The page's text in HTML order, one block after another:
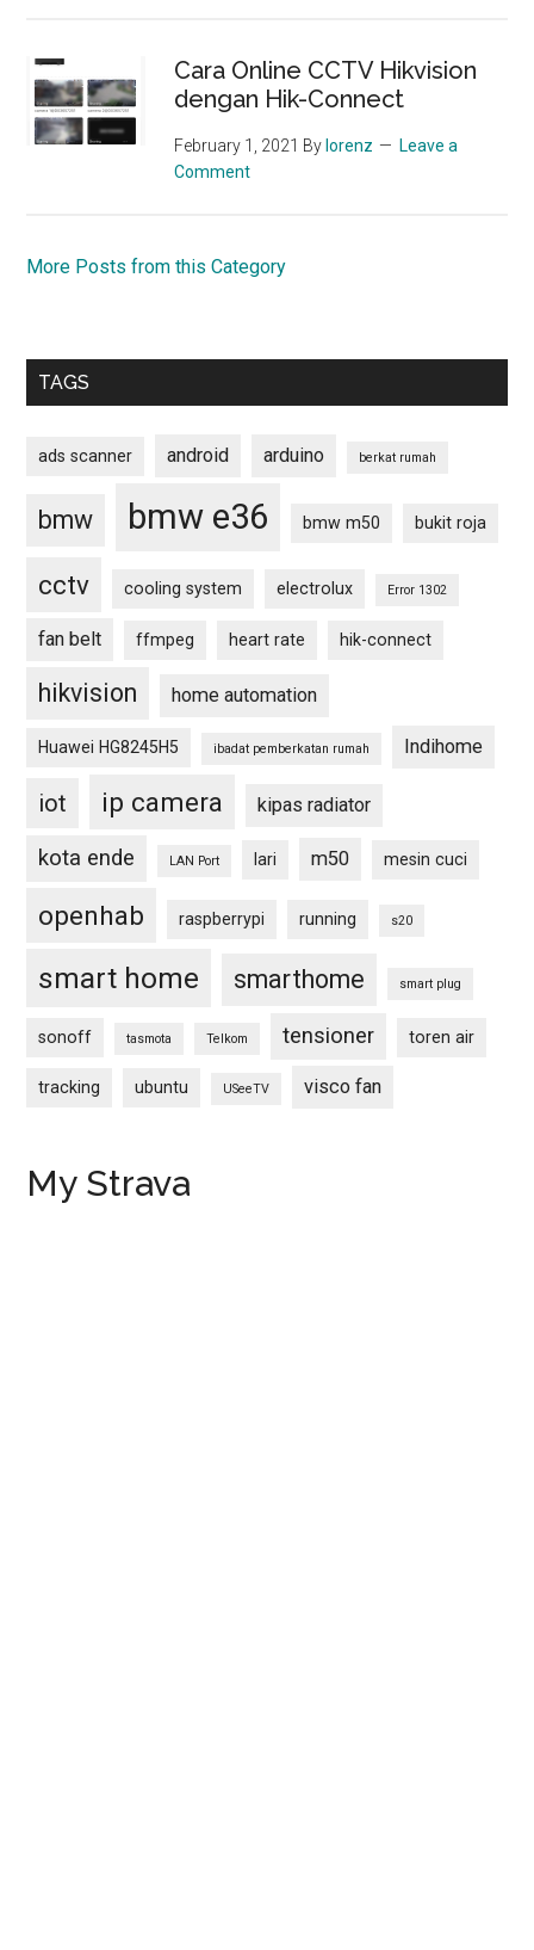
Cara Online CCTV Hikvision
dengan Hik-Connect
February 1, 2021 By lorenz
Leave a
Comment
More Posts from this Category
TAGS
ads scanner android arduino berkat rumah
bmw bmw e36 bmw m50 bukit roja
cctv cooling system electrolux Error 1302
fan belt ffmpeg heart rate hik-connect
hikvision home automation
Huawei HG8245H5 ibadat pemberkatan rumah Indihome
iot ip camera kipas radiator
kota ende LAN Port lari m50 mesin cuci
openhab raspberrypi running s20
smart home smarthome smart plug
sonoff tasmota Telkom tensioner toren air
tracking ubuntu USeeTV visco fan
My Strava